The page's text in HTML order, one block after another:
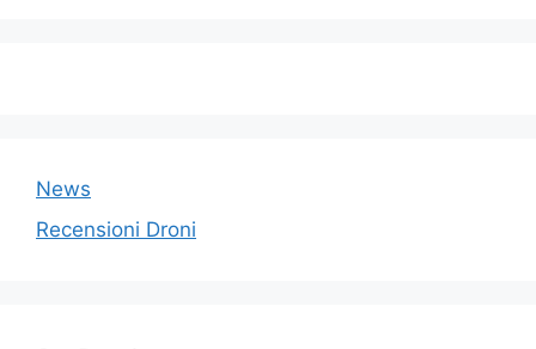
News
Recensioni Droni